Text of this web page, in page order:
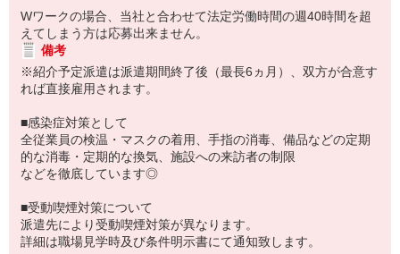
Wワークの場合、当社と合わせて法定労働時間の週40時間を超
えてしまう方は応募出来ません。
備考
※紹介予定派遣は派遣期間終了後（最長6ヵ月）、双方が合意す
れば直接雇用されます。
■感染症対策として
全従業員の検温・マスクの着用、手指の消毒、備品などの定期
的な消毒・定期的な換気、施設への来訪者の制限
などを徹底しています◎
■受動喫煙対策について
派遣先により受動喫煙対策が異なります。
詳細は職場見学時及び条件明示書にて通知致します。